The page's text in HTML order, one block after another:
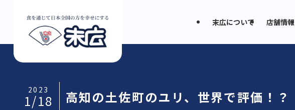
末広について 店舗情報
高知の土佐町のユリ、世界で評価！？
2023
1/18